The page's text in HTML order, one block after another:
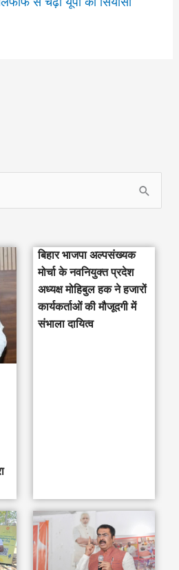
बिहार भाजपा अल्पसंख्यक
मोर्चा के नवनियुक्त प्रदेश
अध्यक्ष मोहिबुल हक ने हजारों
कार्यकर्ताओं की मौजूदगी में
संभाला दायित्व